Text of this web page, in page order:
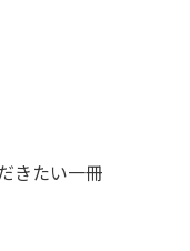
きたい一冊